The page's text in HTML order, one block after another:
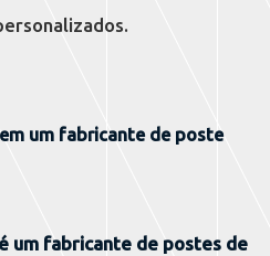
um fabricante de poste
um fabricante de postes de